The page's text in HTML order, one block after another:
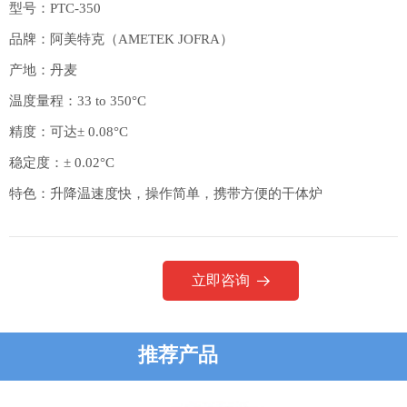
型号：PTC-350
品牌：阿美特克（AMETEK JOFRA）
产地：丹麦
温度量程：33 to 350°C
精度：可达± 0.08°C
稳定度：± 0.02°C
特色：升降温速度快，操作简单，携带方便的干体炉
立即咨询 뀠
推荐产品